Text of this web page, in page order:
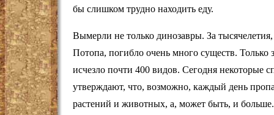
бы слишком трудно находить еду.
Вымерли не только динозавры. За
Потопа, погибло очень много существ. Только
исчезло почти 400 видов. Сегодня некоторые
утверждают, что, возможно, каждый день
растений и животных, а, может быть, и